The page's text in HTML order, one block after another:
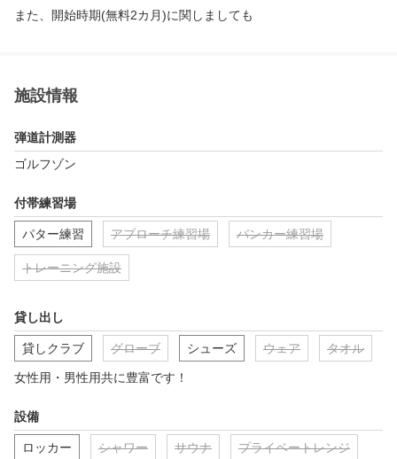
また、開始時期(無料2カ月)に関しましても
無料体験にてお会い出来る日をお待ちしております♪
業界No. 1 シェアのGOLFZON導入！
大きなスクリーンに向かって打つので
とてもダイナミックです♪
毎回のスイング動画によるフォーム確認や
クラブパス、各スピン量等
その他沢山のデータが一目でわかります♪
そして、携帯アプリでいつでもどこでもスイングやデータを確認
する事が可能です！
詳細なアプローチ練習にバンカーやパター、
更には、各ゴルフ場モードでラウンドも出来ます♪
★店内
落ち着いた雰囲気の店内で
エアコンも最新式で夏は涼しく
冬は暖かく練習する事が出来ます♪
施設情報
弾道計測器
ゴルフゾン
付帯練習場
パター練習 アプローチ練習場 バンカー練習場
トレーニング施設
貸し出し
貸しクラブ グローブ シューズ ウェア タオル
女性用・男性用共に豊富です！
設備
ロッカー シャワー サウナ プライベートレンジ